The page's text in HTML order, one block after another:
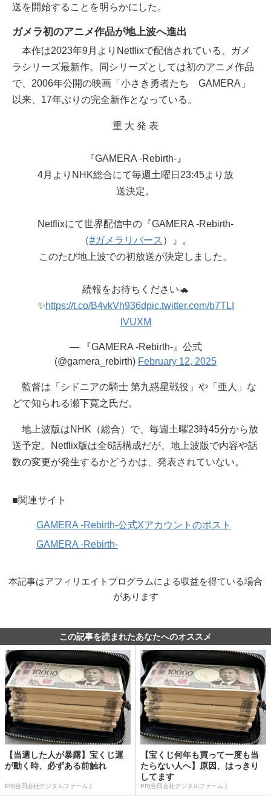
送を開始することを明らかにした。
ガメラ初のアニメ作品が地上波へ進出
本作は2023年9月よりNetflixで配信されている、ガメ
ラシリーズ最新作。同シリーズとしては初のアニメ作品
で、2006年公開の映画「小さき勇者たち GAMERA」
以来、17年ぶりの完全新作となっている。
重 大 発 表
『GAMERA -Rebirth-』
4月よりNHK総合にて毎週土曜日23:45より放
送決定。
Netflixにて世界配信中の『GAMERA -Rebirth-
（#ガメラリバース ）』。
このたび地上波での初放送が決定しました。
続報をお待ちください🐢
✨https://t.co/B4vkVh936dpic.twitter.com/b7TLI
lVUXM
— 『GAMERA -Rebirth-』公式
(@gamera_rebirth) February 12, 2025
監督は「シドニアの騎士 第九惑星戦役」や「亜人」な
どで知られる瀬下寛之氏だ。
地上波版はNHK（総合）で、毎週土曜23時45分から放
送予定。Netflix版は全6話構成だが、地上波版で内容や話
数の変更が発生するかどうかは、発表されていない。
■関連サイト
GAMERA -Rebirth-公式Xアカウントのポスト
GAMERA -Rebirth-
本記事はアフィリエイトプログラムによる収益を得ている場合
があります
この記事を読まれたあなたへのオススメ
【当選した人が暴露】宝くじ運
が動く時、必ずある前触れ
PR(合同会社デジタルファーム )
【宝くじ何年も買って一度も当
たらない人へ】原因、はっきり
してます
PR(合同会社デジタルファーム )